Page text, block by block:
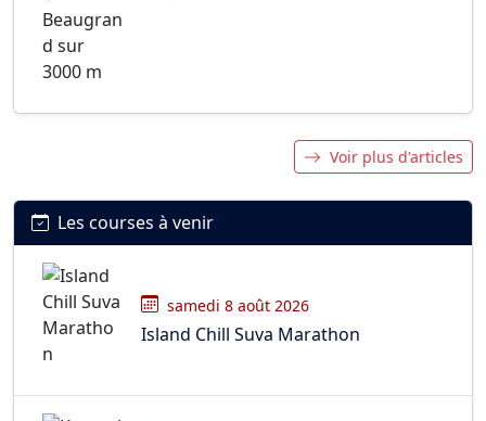
Voir plus d'articles
Les courses à venir
samedi 8 août 2026
Island Chill Suva Marathon